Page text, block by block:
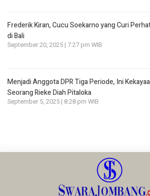
Frederik Kiran, Cucu Soekarno yang Curi
di Bali
September 20, 2025 | 7:27 pm WIB
Menjadi Anggota DPR Tiga Periode, Ini
Seorang Rieke Diah Pitaloka
September 5, 2025 | 8:28 pm WIB